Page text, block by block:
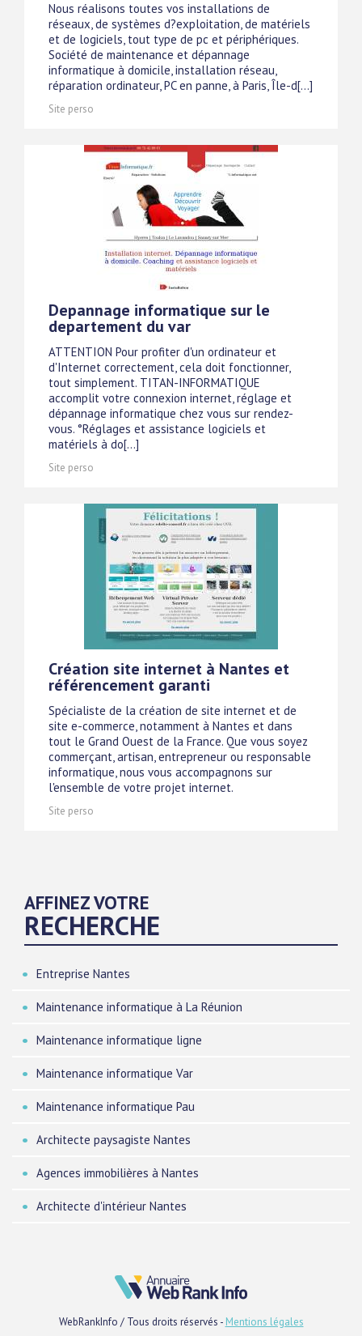
Nous réalisons toutes vos installations de
réseaux, de systèmes d?exploitation, de matériels
et de logiciels, tout type de pc et périphériques.
Société de maintenance et dépannage
informatique à domicile, installation réseau,
réparation ordinateur, PC en panne, à Paris, Île-d[...]
Site perso
Depannage informatique sur le
departement du var
ATTENTION Pour profiter d'un ordinateur et
d'Internet correctement, cela doit fonctionner,
tout simplement. TITAN-INFORMATIQUE
accomplit votre connexion internet, réglage et
dépannage informatique chez vous sur rendez-
vous. °Réglages et assistance logiciels et
matériels à do[...]
Site perso
Création site internet à Nantes et
référencement garanti
Spécialiste de la création de site internet et de
site e-commerce, notamment à Nantes et dans
tout le Grand Ouest de la France. Que vous soyez
commerçant, artisan, entrepreneur ou responsable
informatique, nous vous accompagnons sur
l'ensemble de votre projet internet.
Site perso
AFFINEZ VOTRE
RECHERCHE
Entreprise Nantes
Maintenance informatique à La Réunion
Maintenance informatique ligne
Maintenance informatique Var
Maintenance informatique Pau
Architecte paysagiste Nantes
Agences immobilières à Nantes
Architecte d'intérieur Nantes
WebRankInfo / Tous droits réservés - Mentions légales